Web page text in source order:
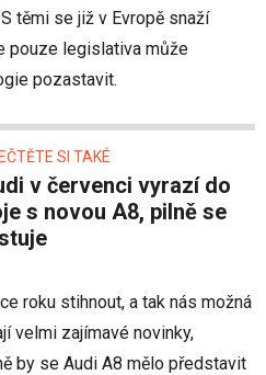
těmi se již v Evropě snaží
pouze legislativa může
pozastavit.
SI TAKÉ
s novou A8, pilně se
roku stihnout, a tak nás možná
velmi zajímavé novinky,
by se Audi A8 mělo představit